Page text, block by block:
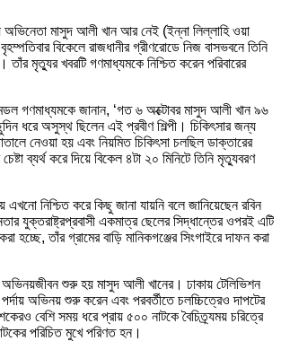
মাসুদ আলী খান আর নেই (ইন্না লিল্লাহি ওয়া
বিকেলে রাজধানীর গ্রীণরোডে নিজ বাসভবনে তিনি
তাঁর মৃত্যুর খবরটি গণমাধ্যমকে নিশ্চিত করেন পরিবারের
গণমাধ্যমকে জানান, ‘গত ৬ অক্টোবর মাসুদ আলী খান ৯৬
ধরে অসুস্থ ছিলেন এই প্রবীণ শিল্পী। চিকিৎসার জন্য
নেওয়া হয় এবং নিয়মিত চিকিৎসা চলছিল ডাক্তারের
ব্যর্থ করে দিয়ে বিকেল ৪টা ২০ মিনিটে তিনি মৃত্যুবরণ
নিশ্চিত করে কিছু জানা যায়নি বলে জানিয়েছেন রবিন
যুক্তরাষ্ট্রপ্রবাসী একমাত্র ছেলের সিদ্ধান্তের ওপরই এটি
হচ্ছে, তাঁর গ্রামের বাড়ি মানিকগঞ্জের সিংগাইরে দাফন করা
অভিনয়জীবন শুরু হয় মাসুদ আলী খানের। ঢাকায় টেলিভিশন
অভিনয় শুরু করেন এবং পরবর্তীতে চলচ্চিত্রেও দাপটের
বেশি সময় ধরে প্রায় ৫০০ নাটকে বৈচিত্র্যময় চরিত্রে
পরিচিত মুখে পরিণত হন।